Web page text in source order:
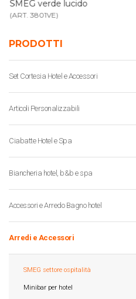
PRODOTTI
Set Cortesia Hotel e Accessori
Articoli Personalizzabili
Ciabatte Hotel e Spa
Biancheria hotel, b&b e spa
Accessori e Arredo Bagno hotel
Arredi e Accessori
SMEG settore ospitalità
Minibar per hotel
SMEG verde lucido
(ART. 3801VE)